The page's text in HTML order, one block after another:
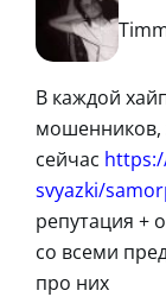
В каждой
мошенников,
сейчас
svyazki/
репутация +
со всеми
про них